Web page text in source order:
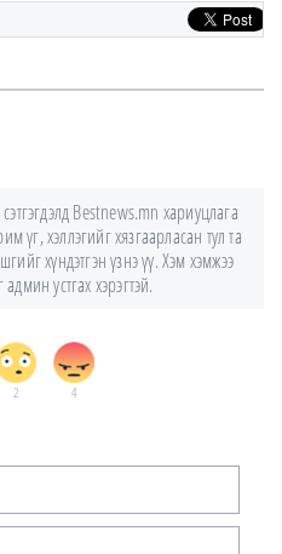
Bestnews.mn хариуцлага
үг, хэллэгийг хязгаарласан тул та
хүндэтгэн үзнэ үү. Хэм хэмжээ
устгах хэрэгтэй.
2 4